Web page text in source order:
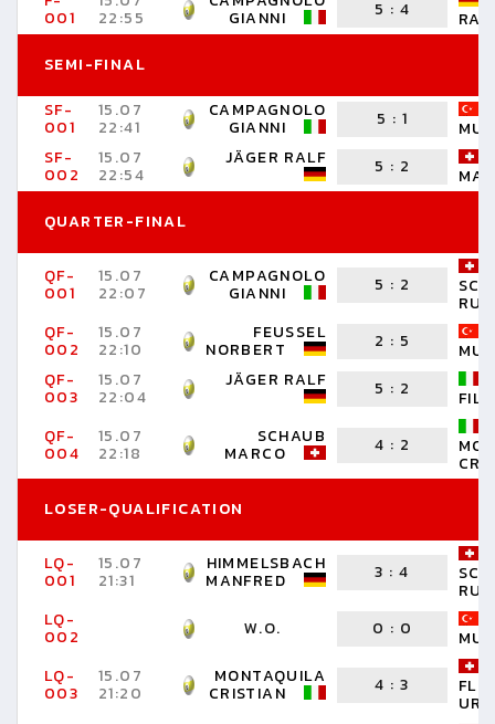
001 22:55 GIANNI 5 : 4
SEMI-FINAL
SF-
001
15.07
22:41
CAMPAGNOLO
GIANNI 5 : 1
SF-
002
15.07
22:54
JÄGER RALF 5 : 2
QUARTER-FINAL
QF-
001
15.07
22:07
CAMPAGNOLO
GIANNI 5 : 2
QF-
002
15.07
22:10
FEUSSEL
NORBERT 2 : 5
QF-
003
15.07
22:04
JÄGER RALF 5 : 2
QF-
004
15.07
22:18
SCHAUB
MARCO 4 : 2
LOSER-QUALIFICATION
LQ-
001
15.07
21:31
HIMMELSBACH
MANFRED 3 :4
LQ-
002 W.O. 0 : 0
LQ-
003
15.07
21:20
MONTAQUILA
CRISTIAN 4 :3
URS